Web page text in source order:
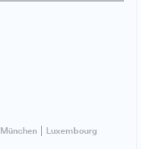
München Luxembourg